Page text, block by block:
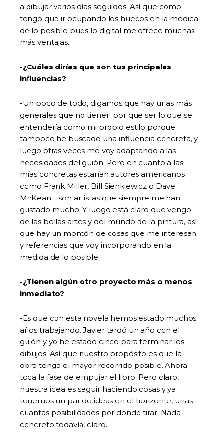
a dibujar varios días seguidos. Así que como
tengo que ir ocupando los huecos en la medida
de lo posible pues lo digital me ofrece muchas
más ventajas.
-¿Cuáles dirías que son tus principales
influencias?
-Un poco de todo, digamos que hay unas más
generales que no tienen por que ser lo que se
entendería como mi propio estilo porque
tampoco he buscado una influencia concreta, y
luego otras veces me voy adaptando a las
necesidades del guión. Pero en cuanto a las
mías concretas estarían autores americanos
como Frank Miller, Bill Sienkiewicz o Dave
McKean… son artistas que siempre me han
gustado mucho. Y luego está claro que vengo
de las bellas artes y del mundo de la pintura, así
que hay un montón de cosas que me interesan
y referencias que voy incorporando en la
medida de lo posible.
-¿Tienen algún otro proyecto más o menos
inmediato?
-Es que con esta novela hemos estado muchos
años trabajando. Javier tardó un año con el
guión y yo he estado cinco para terminar los
dibujos. Así que nuestro propósito es que la
obra tenga el mayor recorrido posible. Ahora
toca la fase de empujar el libro. Pero claro,
nuestra idea es seguir haciendo cosas y ya
tenemos un par de ideas en el horizonte, unas
cuantas posibilidades por donde tirar. Nada
concreto todavía, claro.